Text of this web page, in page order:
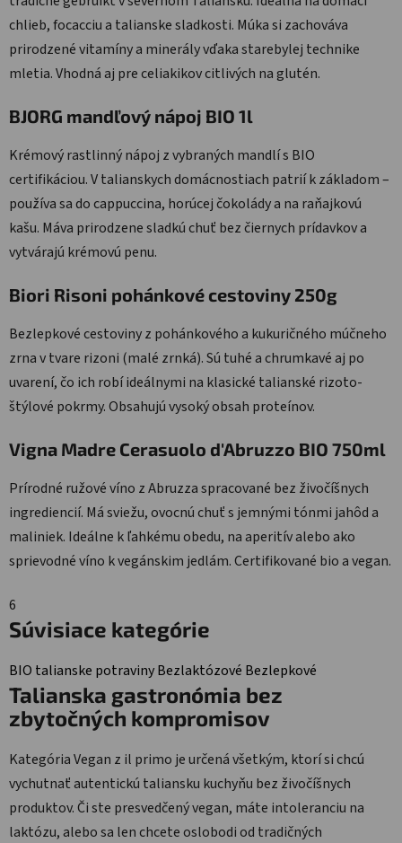
chlieb, focacciu a talianske sladkosti. Múka si zachováva
prirodzené vitamíny a minerály vďaka starebylej technike
mletia. Vhodná aj pre celiakikov citlivých na glutén.
BJORG mandľový nápoj BIO 1l
Krémový rastlinný nápoj z vybraných mandlí s BIO
certifikáciou. V talianskych domácnostiach patrií k základom –
používa sa do cappuccina, horúcej čokolády a na raňajkovú
kašu. Máva prirodzene sladkú chuť bez čiernych prídavkov a
vytvárajú krémovú penu.
Biori Risoni pohánkové cestoviny 250g
Bezlepkové cestoviny z pohánkového a kukuričného múčneho
zrna v tvare rizoni (malé zrnká). Sú tuhé a chrumkavé aj po
uvarení, čo ich robí ideálnymi na klasické talianské rizoto-
štýlové pokrmy. Obsahujú vysoký obsah proteínov.
Vigna Madre Cerasuolo d'Abruzzo BIO 750ml
Prírodné ružové víno z Abruzza spracované bez živočíšnych
ingrediencií. Má sviežu, ovocnú chuť s jemnými tónmi jahôd a
maliniek. Ideálne k ľahkému obedu, na aperitív alebo ako
sprievodné víno k vegánskim jedlám. Certifikované bio a vegan.
6
Súvisiace kategórie
BIO talianske potravinyBezlaktózové Bezlepkové
Talianska gastronómia bez
zbytočných kompromisov
Kategória Vegan z il primo je určená všetkým, ktorí si chcú
vychutnať autentickú taliansku kuchyňu bez živočíšnych
produktov. Či ste presvedčený vegan, máte intoleranciu na
laktózu, alebo sa len chcete oslobodi od tradičných